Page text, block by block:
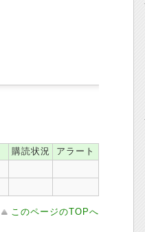
購読状況 アラート
このページのTOPへ